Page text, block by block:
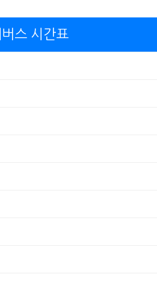
스 시간표